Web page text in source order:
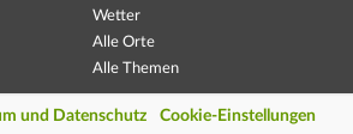
Wetter
Alle Orte
Alle Themen
und Datenschutz Cookie-Einstellungen